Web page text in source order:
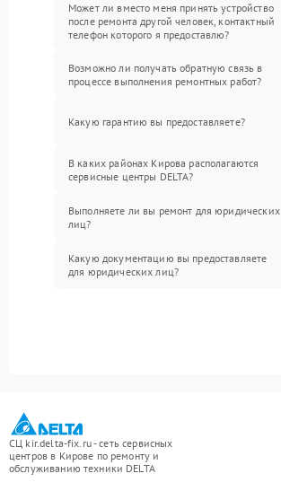
Может ли вместо меня принять устройство
после ремонта другой человек, контактный
телефон которого я предоставлю?
Возможно ли получать обратную связь в
процессе выполнения ремонтных работ?
Какую гарантию вы предоставляете?
В каких районах Кирова располагаются
сервисные центры DELTA?
Выполняете ли вы ремонт для юридических
лиц?
Какую документацию вы предоставляете
для юридических лиц?
СЦ kir.delta-fix.ru - сеть сервисных
центров в Кирове по ремонту и
обслуживанию техники DELTA